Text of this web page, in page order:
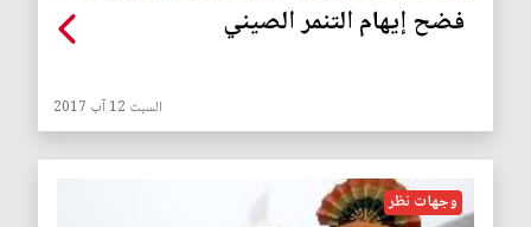
فضح إيهام التنمر الصيني
السبت 12 آب 2017
وجهات نظر